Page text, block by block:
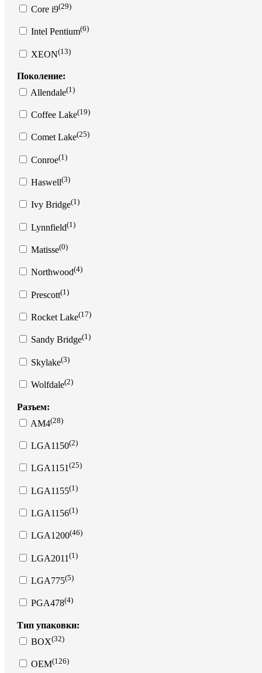
Core i9(29)
Intel Pentium(6)
XEON(13)
Поколение:
Allendale(1)
Coffee Lake(19)
Comet Lake(25)
Conroe(1)
Haswell(3)
Ivy Bridge(1)
Lynnfield(1)
Matisse(0)
Northwood(4)
Prescott(1)
Rocket Lake(17)
Sandy Bridge(1)
Skylake(3)
Wolfdale(2)
Разъем:
AM4(28)
LGA1150(2)
LGA1151(25)
LGA1155(1)
LGA1156(1)
LGA1200(46)
LGA2011 (1)
LGA775(5)
PGA478(4)
Тип упаковки:
BOX(32)
OEM(126)